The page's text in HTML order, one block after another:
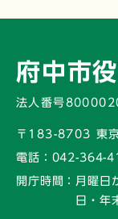
府中市
法人番号
〒183-8703 東
電話： 042-364-
開庁時間： 月曜日
日・年